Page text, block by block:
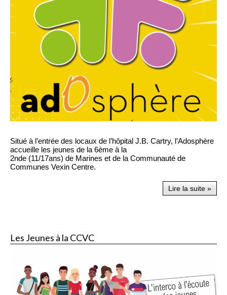
Situé à l’entrée des locaux de l’hôpital J.B. Cartry, l’Adosphère
accueille les jeunes de la 6ème à la
2nde (11/17ans) de Marines et de la Communauté de
Communes Vexin Centre.
Lire la suite »
Les Jeunes à la CCVC